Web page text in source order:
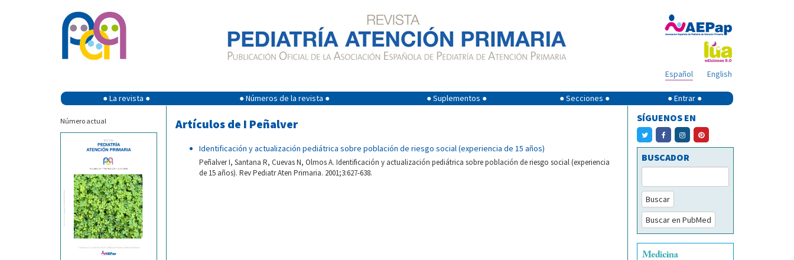
English
Español
● La revista ● ● Números de la revista ● ● Suplementos ● ● Secciones ● ● Entrar ●
Número actual Artículos de I Peñalver
Identificación y actualización pediátrica sobre población de riesgo social (experiencia de 15 años)
Peñalver I, Santana R, Cuevas N, Olmos A. Identificación y actualización pediátrica sobre población de riesgo social (experiencia
de 15 años). Rev Pediatr Aten Primaria. 2001;3:627-638.
SÍGUENOS EN
BUSCADOR
Buscar
Buscar en PubMed